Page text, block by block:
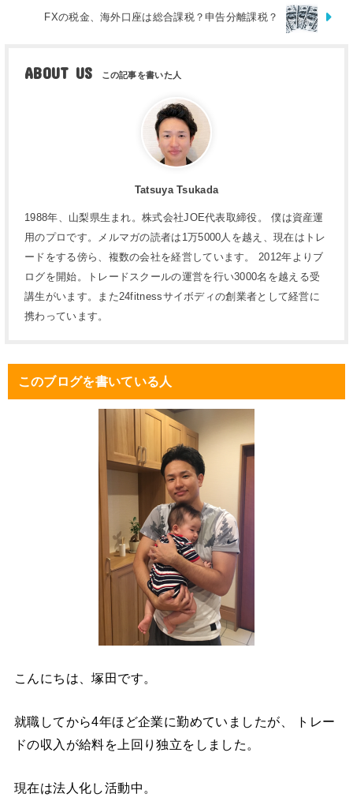
FXの税金、海外口座は総合課税？申告分離課税？
ABOUT US
Tatsuya Tsukada
1988年、山梨県生まれ。株式会社JOE代表取締役。 僕は資産運
用のプロです。メルマガの読者は1万5000人を越え、現在はトレ
ードをする傍ら、複数の会社を経営しています。 2012年よりブ
ログを開始。トレードスクールの運営を行い3000名を越える受
講生がいます。また24fitnessサイボディの創業者として経営に
携わっています。
このブログを書いている人
こんにちは、塚田です。
就職してから4年ほど企業に勤めていましたが、 トレー
ドの収入が給料を上回り独立をしました。
現在は法人化し活動中。